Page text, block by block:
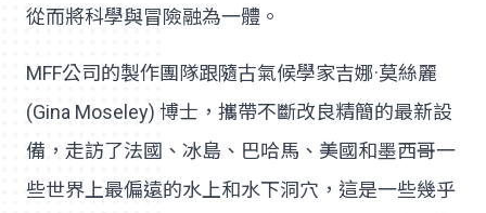
從而將科學與冒險融為一體。
MFF公司的製作團隊跟隨古氣候學家吉娜·莫絲麗
(Gina Moseley) 博士，攜帶不斷改良精簡的最新設
備，走訪了法國、冰島、巴哈馬、美國和墨西哥一
些世界上最偏遠的水上和水下洞穴，這是一些幾乎